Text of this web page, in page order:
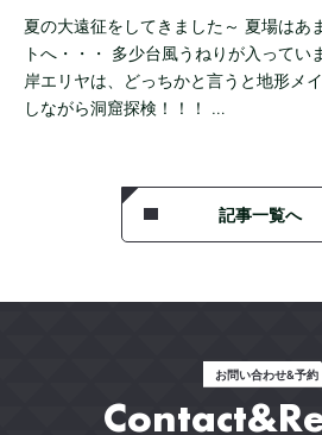
夏の大遠征をしてきました～ 夏場はあ
トへ・・・ 多少台風うねりが入ってい
岸エリヤは、どっちかと言うと地形メ
しながら洞窟探検！！！ …
記事一覧へ
お問い合わせ&予約